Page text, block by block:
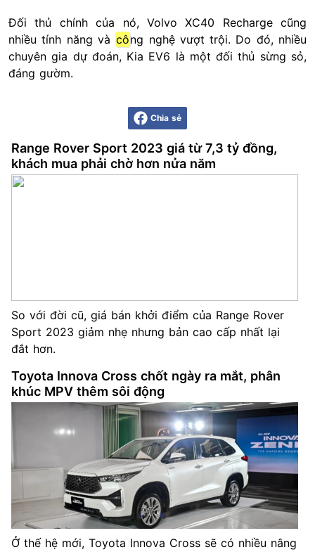
Đối thủ chính của nó, Volvo XC40 Recharge cũng
nhiều tính năng và công nghệ vượt trội. Do đó, nhiều
chuyên gia dự đoán, Kia EV6 là một đối thủ sừng sỏ,
đáng gườm.
Chia sẻ
Range Rover Sport 2023 giá từ 7,3 tỷ đồng,
khách mua phải chờ hơn nửa năm
So với đời cũ, giá bán khởi điểm của Range Rover
Sport 2023 giảm nhẹ nhưng bản cao cấp nhất lại
đắt hơn.
Toyota Innova Cross chốt ngày ra mắt, phân
khúc MPV thêm sôi động
Ở thế hệ mới, Toyota Innova Cross sẽ có nhiều nâng